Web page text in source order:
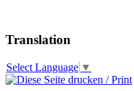
Translation
Select Language ▼